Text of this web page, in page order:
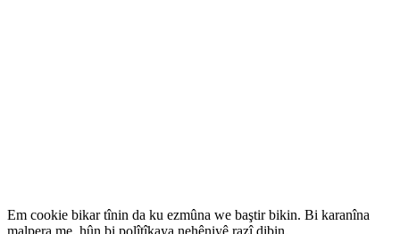
Em cookie bikar tînin da ku ezmûna we baştir bikin. Bi karanîna
malpera me, hûn bi polîtîkaya nehêniyê razî dibin.